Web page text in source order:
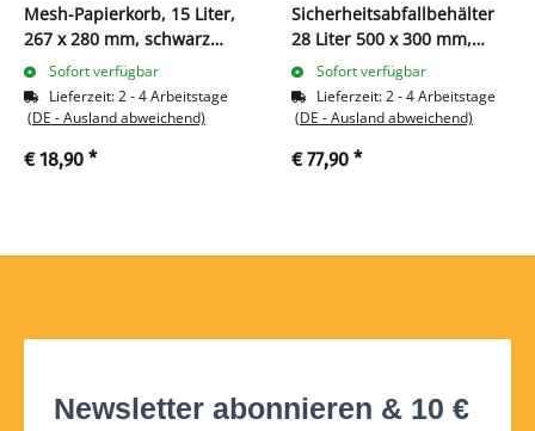
Mesh-Papierkorb, 15 Liter,
267 x 280 mm, schwarz
606150
Sofort verfügbar
Lieferzeit:2 - 4 Arbeitstage
(DE - Ausland abweichend)
€ 18,90 *
Sicherheitsabfallbehälter
28 Liter 500 x 300 mm,
schwarz 606230
Sofort verfügbar
Lieferzeit:2 - 4 Arbeitstage
(DE - Ausland abweichend)
€ 77,90 *